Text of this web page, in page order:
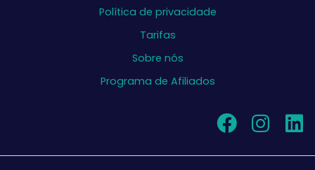
Política de privacidade
Tarifas
Sobre nós
Programa de Afiliados